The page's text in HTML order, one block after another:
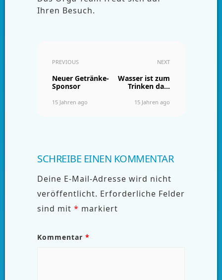
Ihren Besuch.
PREVIOUS
Neuer Getränke-
Sponsor
15 Jahren ago
NEXT
Wasser ist zum
Trinken da…
15 Jahren ago
SCHREIBE EINEN KOMMENTAR
Deine E-Mail-Adresse wird nicht
veröffentlicht. Erforderliche Felder
sind mit * markiert
Kommentar *